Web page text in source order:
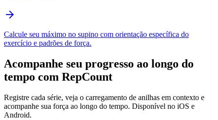
Calcule seu máximo no supino com orientação específica do
exercício e padrões de força.
Acompanhe seu progresso ao longo do
tempo com RepCount
Registre cada série, veja o carregamento de anilhas em contexto e
acompanhe sua força ao longo do tempo. Disponível no iOS e
Android.